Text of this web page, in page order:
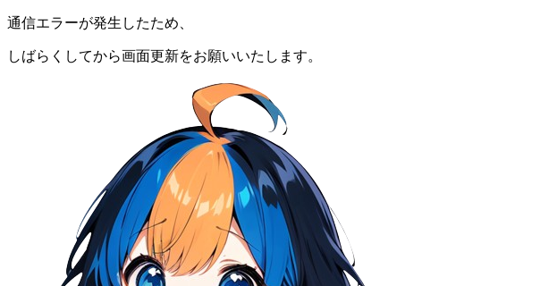
通信エラーが発生したため、
しばらくしてから画面更新をお願いいたします。